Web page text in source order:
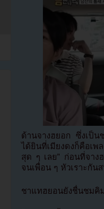
ด้านจางฮยอก ซึ่งเป็น
ได้ยินที่เมียงดงก็คือเพ
สุด ๆ เลย” ก่อนที่จาง
จนเพื่อน ๆ หัวเราะกัน
ชาแทฮยอนยังชื่นชมคิม